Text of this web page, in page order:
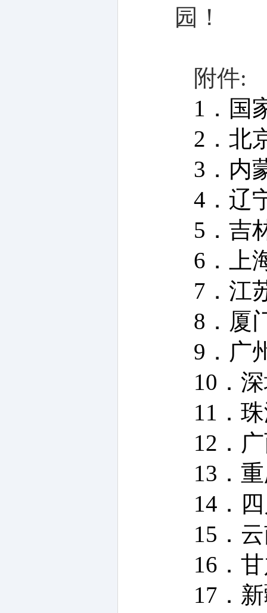
园！
附件:
1．国
2．北
3．内
4．辽
5．吉
6．上
7．江
8．厦
9．广
10．
11．
12．
13．
14．
15．
16．
17．